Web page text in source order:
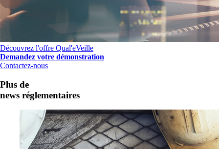
Découvrez l'offre Qual'eVeille
Demandez votre démonstration
Contactez-nous
Plus de
news réglementaires